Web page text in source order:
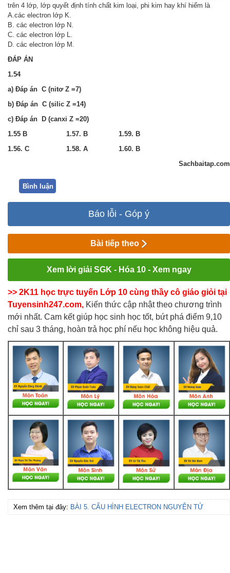
trên 4 lớp, lớp quyết định tính chất kim loại, phi kim hay khí hiếm là
A.các electron lớp K.
B. các electron lớp N.
C. các electron lớp L.
D. các electron lớp M.
ĐÁP ÁN
1.54
a) Đáp án C (nitơ Z =7)
b) Đáp án C (silic Z =14)
c) Đáp án D (canxi Z =20)
1.55 B 1.57. B
1.59. B
1.56. C 1.58. A 1.60. B
Sachbaitap.com
Bình luận
Báo lỗi - Góp ý
Bài tiếp theo
Xem lời giải SGK - Hóa 10 - Xem ngay
>> 2K11 học trực tuyến Lớp 10 cùng thầy cô giáo giỏi tại
Tuyensinh247.com, Kiến thức cập nhật theo chương trình
mới nhất. Cam kết giúp học sinh học tốt, bứt phá điểm 9,10
chỉ sau 3 tháng, hoàn trả học phí nếu học không hiệu quả.
Xem thêm tại đây: BÀI 5. CẤU HÌNH ELECTRON NGUYÊN TỬ